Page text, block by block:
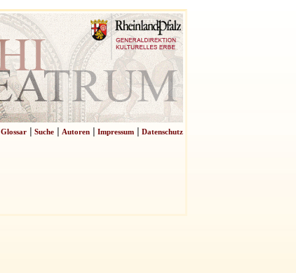
Glossar| Suche| Autoren| Impressum| Datenschutz